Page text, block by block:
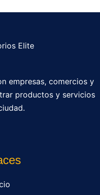
empresas, comercios y
productos y servicios